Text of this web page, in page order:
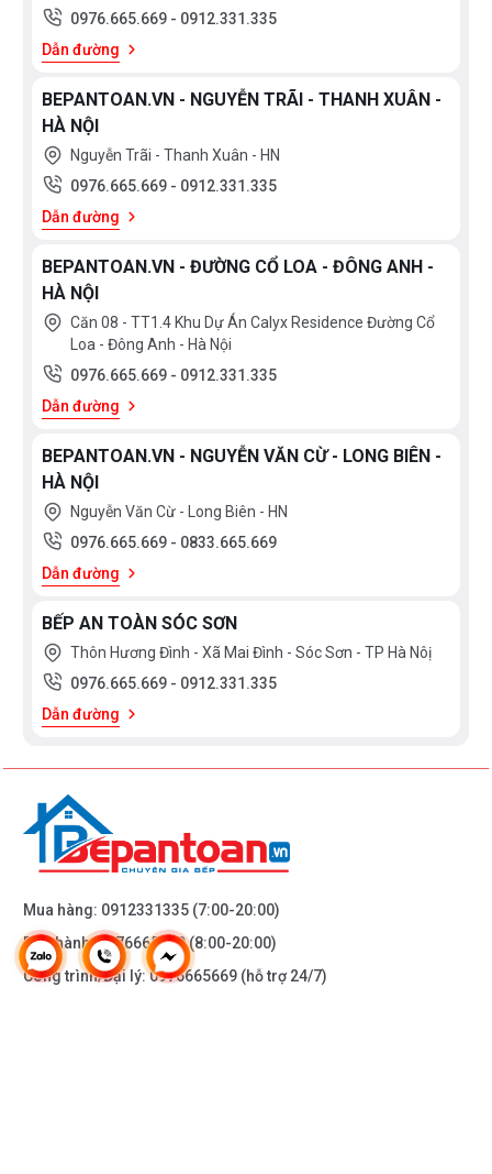
0976.665.669 - 0912.331.335
Dẫn đường
BEPANTOAN.VN - NGUYỄN TRÃI - THANH XUÂN -
HÀ NỘI
Nguyễn Trãi - Thanh Xuân - HN
0976.665.669 - 0912.331.335
Dẫn đường
BEPANTOAN.VN - ĐƯỜNG CỔ LOA - ĐÔNG ANH -
HÀ NỘI
Căn 08 - TT1.4 Khu Dự Án Calyx Residence Đường Cổ
Loa - Đông Anh - Hà Nội
0976.665.669 - 0912.331.335
Dẫn đường
BEPANTOAN.VN - NGUYỄN VĂN CỪ - LONG BIÊN -
HÀ NỘI
Nguyễn Văn Cừ - Long Biên - HN
0976.665.669 - 0833.665.669
Dẫn đường
BẾP AN TOÀN SÓC SƠN
Thôn Hương Đình - Xã Mai Đình - Sóc Sơn - TP Hà Nôị
0976.665.669 - 0912.331.335
Dẫn đường
Mua hàng: 0912331335 (7:00-20:00)
Bảo hành:0976665669(8:00-20:00)
Công trình/Đại lý:0976665669 (hỗ trợ 24/7)